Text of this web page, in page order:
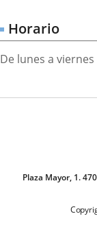
Horario
De lunes a
Plaza Mayor, 1.